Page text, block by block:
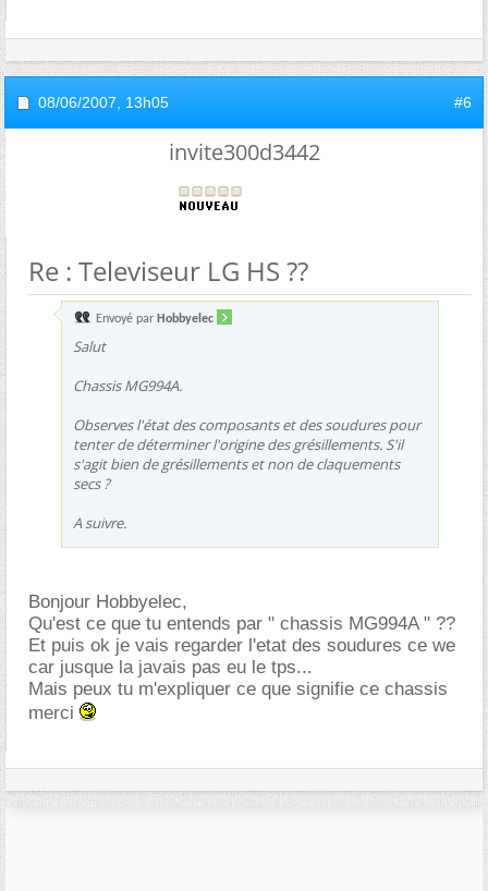
08/06/2007, 13h05 #6
invite300d3442
Re : Televiseur LG HS ??
Envoyé par Hobbyelec
Salut
Chassis MG994A.
Observes l'état des composants et des soudures pour
tenter de déterminer l'origine des grésillements. S'il
s'agit bien de grésillements et non de claquements
secs ?
A suivre.
Bonjour Hobbyelec,
Qu'est ce que tu entends par " chassis MG994A " ??
Et puis ok je vais regarder l'etat des soudures ce we
car jusque la javais pas eu le tps...
Mais peux tu m'expliquer ce que signifie ce chassis
merci